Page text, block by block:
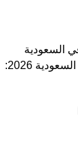
أفضل شركة إعاشة وتموين في السعودية 2026: